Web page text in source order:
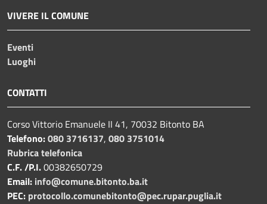
VIVERE IL COMUNE
Eventi
Luoghi
CONTATTI
Corso Vittorio Emanuele II 41, 70032 Bitonto BA
Telefono:080 3716137, 080 3751014
Rubrica telefonica
C.F. /P.I.00382650729
Email: info@comune.bitonto.ba.it
PEC: protocollo.comunebitonto@pec.rupar.puglia.it